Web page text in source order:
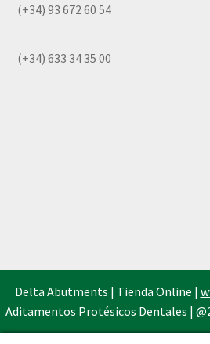
(+34) 93 672 60 54
(+34) 633 34 35 00
Delta Abutments | Tienda Online |
Aditamentos Protésicos Dentales |